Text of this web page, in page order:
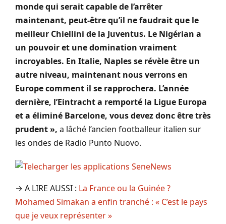
monde qui serait capable de l’arrêter
maintenant, peut-être qu’il ne faudrait que le
meilleur Chiellini de la Juventus. Le Nigérian a
un pouvoir et une domination vraiment
incroyables. En Italie, Naples se révèle être un
autre niveau, maintenant nous verrons en
Europe comment il se rapprochera. L’année
dernière, l’Eintracht a remporté la Ligue Europa
et a éliminé Barcelone, vous devez donc être très
prudent », a lâché l’ancien footballeur italien sur
les ondes de Radio Punto Nuovo.
→ A LIRE AUSSI : La France ou la Guinée ?
Mohamed Simakan a enfin tranché : « C’est le pays
que je veux représenter »